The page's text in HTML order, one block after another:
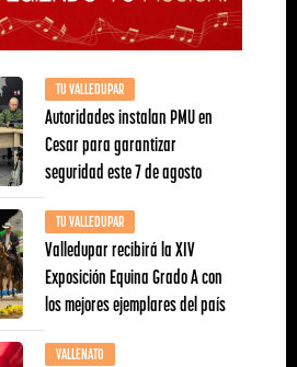
TU VALLEDUPAR
Autoridades instalan PMU en
Cesar para garantizar
seguridad este 7 de agosto
TU VALLEDUPAR
Valledupar recibirá la XIV
Exposición Equina Grado A con
los mejores ejemplares del país
VALLENATO